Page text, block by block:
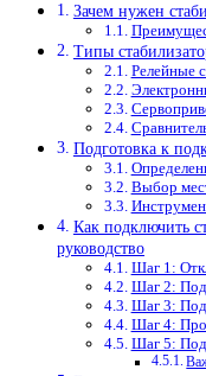
Зачем нужен
Типы
Релейные
Подготовка к
Выбор
Как подключить
руководство
Шаг 1:
Шаг 2:
Шаг 3:
Шаг 4:
Шаг 5: